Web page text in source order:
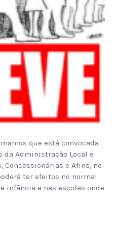
que está convocada
da Administração Local e
Concessionárias e Afins, no
ter efeitos no normal
infância e nas escolas onde